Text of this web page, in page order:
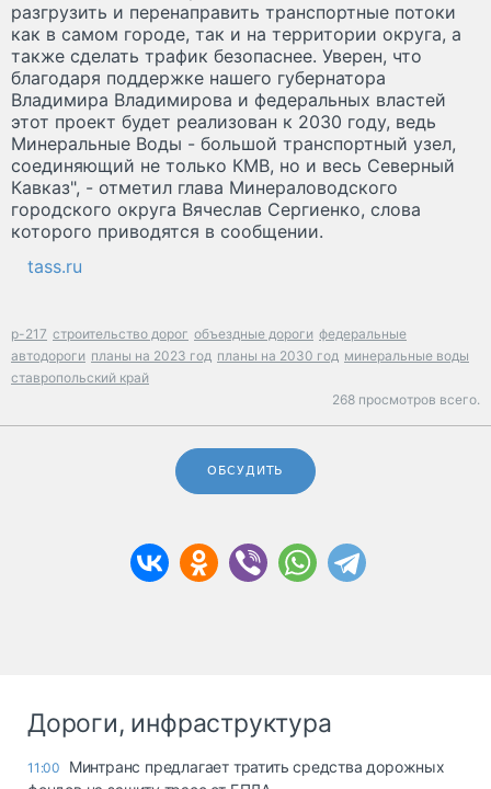
разгрузить и перенаправить транспортные потоки
как в самом городе, так и на территории округа, а
также сделать трафик безопаснее. Уверен, что
благодаря поддержке нашего губернатора
Владимира Владимирова и федеральных властей
этот проект будет реализован к 2030 году, ведь
Минеральные Воды - большой транспортный узел,
соединяющий не только КМВ, но и весь Северный
Кавказ", - отметил глава Минераловодского
городского округа Вячеслав Сергиенко, слова
которого приводятся в сообщении.
tass.ru
р-217 строительство дорог объездные дороги федеральные
автодороги планы на 2023 год планы на 2030 год минеральные воды
ставропольский край
268 просмотров всего.
ОБСУДИТЬ
Дороги, инфраструктура
11:00
Минтранс предлагает тратить средства дорожных